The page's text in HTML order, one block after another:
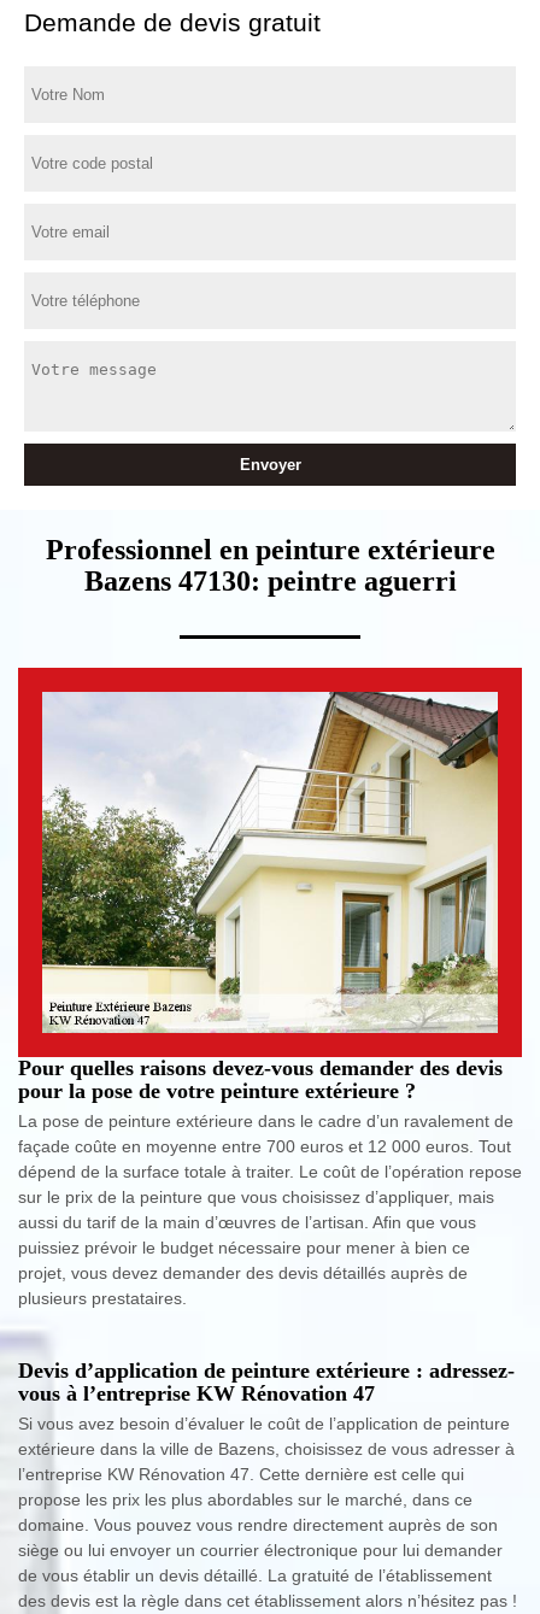
Demande de devis gratuit
Professionnel en peinture extérieure
Bazens 47130: peintre aguerri
Pour quelles raisons devez-vous demander des devis
pour la pose de votre peinture extérieure ?
La pose de peinture extérieure dans le cadre d’un ravalement de
façade coûte en moyenne entre 700 euros et 12 000 euros. Tout
dépend de la surface totale à traiter. Le coût de l’opération repose
sur le prix de la peinture que vous choisissez d’appliquer, mais
aussi du tarif de la main d’œuvres de l’artisan. Afin que vous
puissiez prévoir le budget nécessaire pour mener à bien ce
projet, vous devez demander des devis détaillés auprès de
plusieurs prestataires.
Devis d’application de peinture extérieure : adressez-
vous à l’entreprise KW Rénovation 47
Si vous avez besoin d’évaluer le coût de l’application de peinture
extérieure dans la ville de Bazens, choisissez de vous adresser à
l’entreprise KW Rénovation 47. Cette dernière est celle qui
propose les prix les plus abordables sur le marché, dans ce
domaine. Vous pouvez vous rendre directement auprès de son
siège ou lui envoyer un courrier électronique pour lui demander
de vous établir un devis détaillé. La gratuité de l’établissement
des devis est la règle dans cet établissement alors n’hésitez pas !